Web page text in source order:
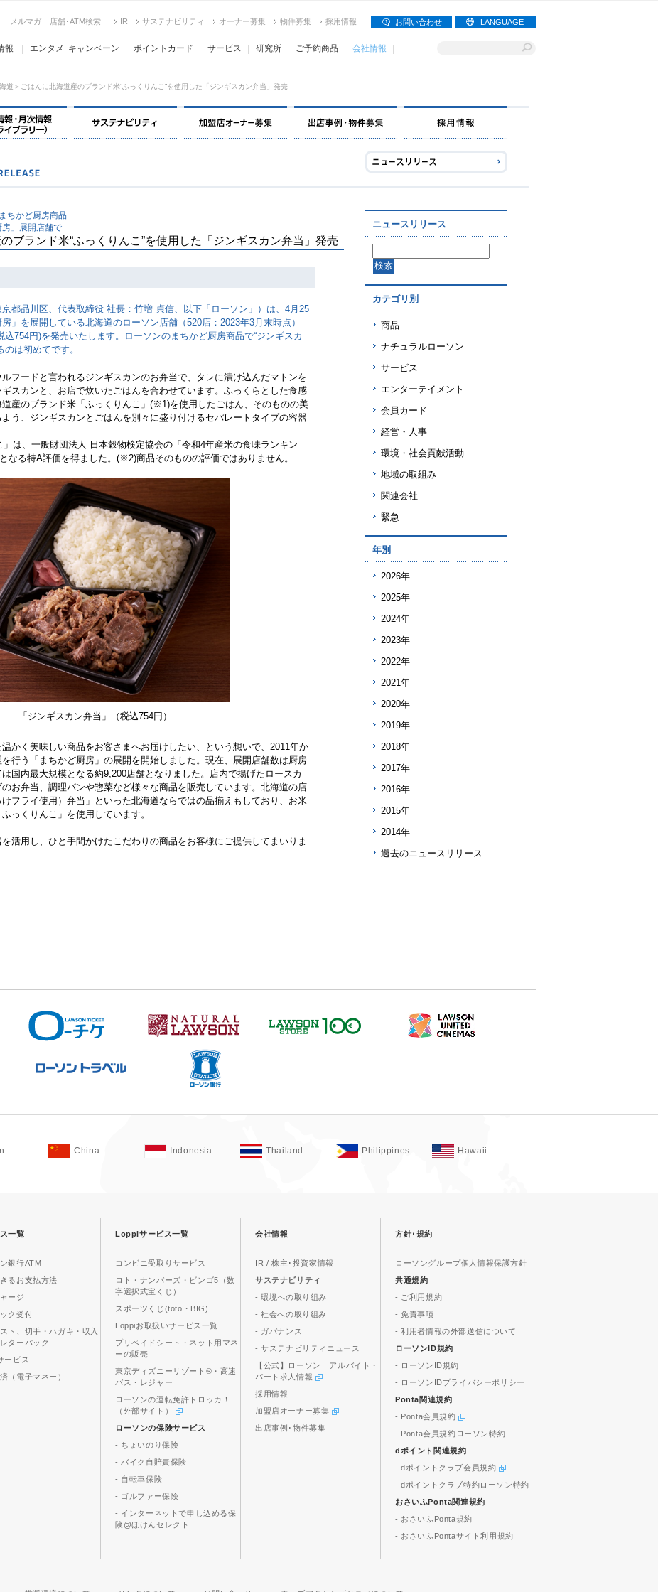
メルマガ 店舗･ATM検索 IR サステナビリティ オーナー募集 物件募集 採用情報 お問い合わせ LANGUAGE
報 エンタメ･キャンペーン ポイントカード サービス 研究所 ご予約商品 会社情報
道＞ごはんに北海道産のブランド米“ふっくりんこ”を使用した「ジンギスカン弁当」発売
ちかど厨房商品
」展開店舗で
ブランド米“ふっくりんこ”を使用した「ジンギスカン弁当」発売
都品川区、代表取締役 社長：竹増 貞信、以下「ローソン」）は、4月25
」を展開している北海道のローソン店舗（520店：2023年3月末時点）
754円)を発売いたします。ローソンのまちかど厨房商品で“ジンギスカ
は初めてです。
フードと言われるジンギスカンのお弁当で、タレに漬け込んだマトンを
スカンと、お店で炊いたごはんを合わせています。ふっくらとした食感
産のブランド米「ふっくりんこ」(※1)を使用したごはん、そのものの美
う、ジンギスカンとごはんを別々に盛り付けるセパレートタイプの容器
は、一般財団法人 日本穀物検定協会の「令和4年産米の食味ランキン
なる特A評価を得ました。(※2)商品そのものの評価ではありません。
「ジンギスカン弁当」（税込754円）
かく美味しい商品をお客さまへお届けしたい、という想いで、2011年か
行う「まちかど厨房」の展開を開始しました。現在、展開店舗数は厨房
国内最大規模となる約9,200店舗となりました。店内で揚げたロースカ
お弁当、調理パンや惣菜など様々な商品を販売しています。北海道の店
フライ使用）弁当」といった北海道ならではの品揃えもしており、お米
っくりんこ」を使用しています。
活用し、ひと手間かけたこだわりの商品をお客様にご提供してまいりま
ニュースリリース
カテゴリ別
商品
ナチュラルローソン
サービス
エンターテイメント
会員カード
経営・人事
環境・社会貢献活動
地域の取組み
関連会社
緊急
年別
2026年
2025年
2024年
2023年
2022年
2021年
2020年
2019年
2018年
2017年
2016年
2015年
2014年
過去のニュースリリース
China Indonesia Thailand Philippines Hawaii
一覧
銀行ATM
るお支払方法
ージ
ク受付
ト、切手・ハガキ・収入
ターパック
ービス
（電子マネー）
Loppiサービス一覧
コンビニ受取りサービス
ロト・ナンバーズ・ビンゴ5（数
字選択式宝くじ）
スポーツくじ(toto・BIG)
Loppiお取扱いサービス一覧
プリペイドシート・ネット用マネ
ーの販売
東京ディズニーリゾート®・高速
バス・レジャー
ローソンの運転免許トロッカ！
（外部サイト）
ローソンの保険サービス
- ちょいのり保険
- バイク自賠責保険
- 自転車保険
- ゴルファー保険
- インターネットで申し込める保
険@ほけんセレクト
会社情報
IR / 株主･投資家情報
サステナビリティ
- 環境への取り組み
- 社会への取り組み
- ガバナンス
- サステナビリティニュース
【公式】ローソン アルバイト・
パート求人情報
採用情報
加盟店オーナー募集
出店事例･物件募集
方針･規約
ローソングループ個人情報保護方針
共通規約
- ご利用規約
- 免責事項
- 利用者情報の外部送信について
ローソンID規約
- ローソンID規約
- ローソンIDプライバシーポリシー
Ponta関連規約
- Ponta会員規約
- Ponta会員規約ローソン特約
dポイント関連規約
- dポイントクラブ会員規約
- dポイントクラブ特約ローソン特約
おさいふPonta関連規約
- おさいふPonta規約
- おさいふPontaサイト利用規約